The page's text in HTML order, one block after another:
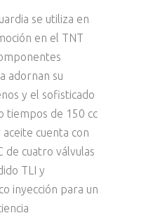
se utiliza en
en el TNT
adornan su
y el sofisticado
tiempos de 150 cc
cuenta con
de cuatro válvulas
TLI y
inyección para un